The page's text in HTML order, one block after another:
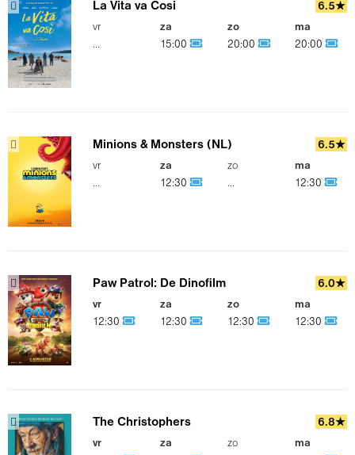
La Vita va Cosi 6.5★
vr
...
za
15:00
zo
20:00
ma
20:00
Minions & Monsters (NL) 6.5★
vr
...
za
12:30
zo
...
ma
12:30
Paw Patrol: De Dinofilm 6.0★
vr
12:30
za
12:30
zo
12:30
ma
12:30
The Christophers 6.8★
vr
za
zo
ma